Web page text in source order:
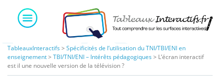
content
TableauxInteractifs > Spécificités de l’utilisation du TNI/TBI/ENI en
enseignement> TBI/TNI/ENI – Intérêts pédagogiques > L’écran interactif
est il une nouvelle version de la télévision ?